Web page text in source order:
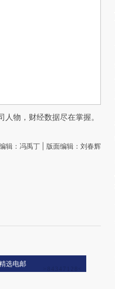
人物，财经数据尽在掌握。
辑：冯禹丁 | 版面编辑：刘春辉
选电邮